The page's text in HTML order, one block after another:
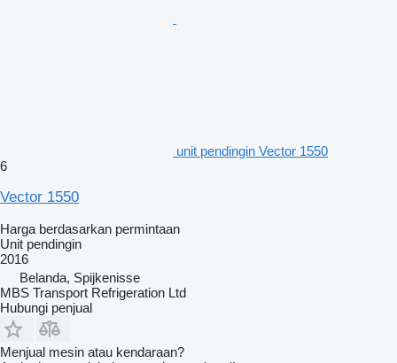
unit pendingin Vector 1550
6
Vector 1550
Harga berdasarkan permintaan
Unit pendingin
2016
Belanda, Spijkenisse
MBS Transport Refrigeration Ltd
Hubungi penjual
Menjual mesin atau kendaraan?